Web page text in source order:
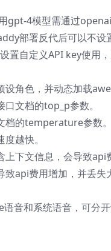
gpt-4模型需通过openai
部署反代后可以不设
置自定义API key使
设角色，并动态加载
文档的top_p参数。
档的temperature参数。
越快。
下文信息，会导致api
致api费用增加，并丢
音和系统语音，可分开